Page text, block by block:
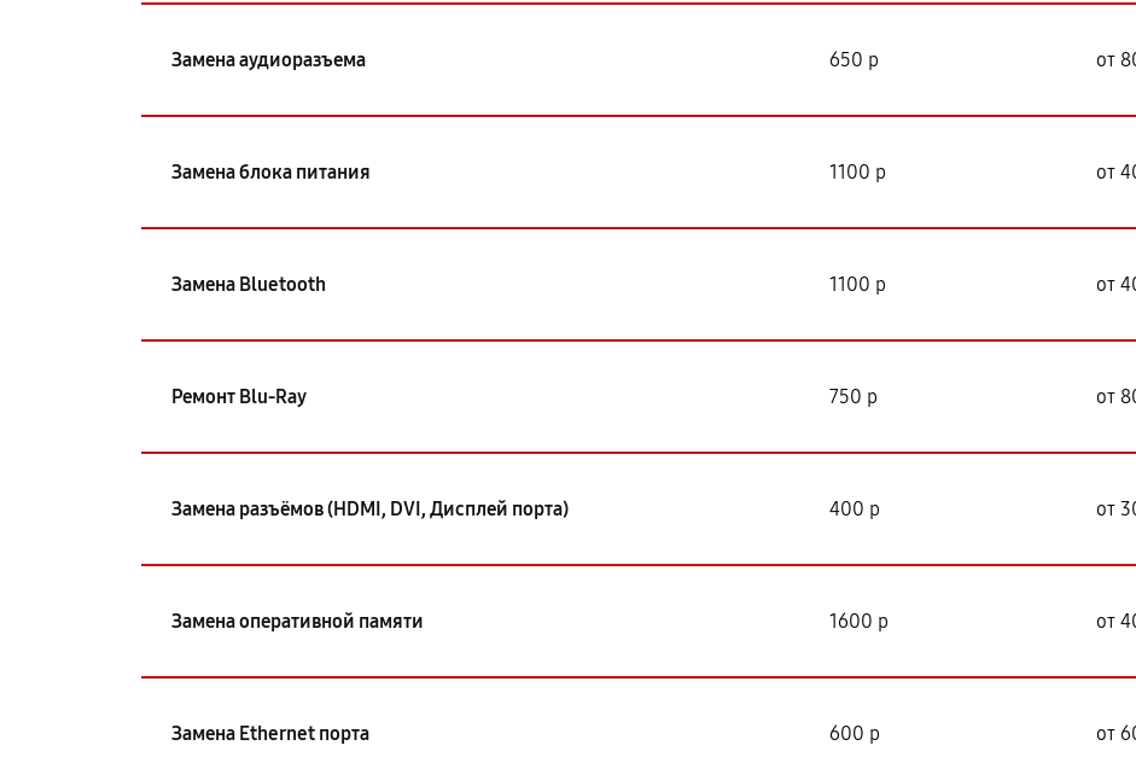
Замена аудиоразъема 650 р от
Замена блока питания 1100 р от
Замена Bluetooth 1100 р от
Ремонт Blu-Ray 750 р от
Замена разъёмов (HDMI, DVI, Дисплей порта) 400 р от
Замена оперативной памяти 1600 р от
Замена Ethernet порта 600 р от